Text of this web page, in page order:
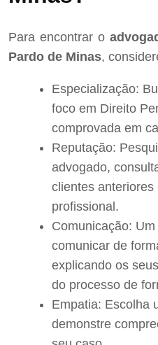
Para encontrar o
Pardo de Minas,
Especialização:
foco em Direito
comprovada em
Reputação:
advogado,
clientes
profissional.
Comunicação:
comunicar de
explicando os
do processo de
Empatia: Escolha
demonstre